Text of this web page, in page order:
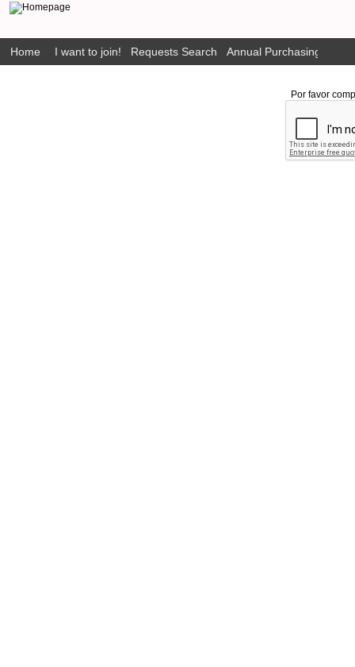
Home I want to join! Requests Search Annual Purchasing Plan
Por favor